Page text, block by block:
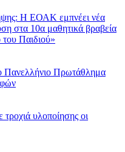
Η ΕΟΑΚ εμπνέει νέα
στα 10α μαθητικά βραβεία
Παιδιού»
Πρωτάθλημα
τροχιά υλοποίησης οι